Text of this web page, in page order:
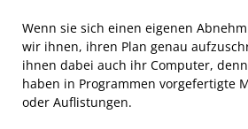
Wenn sie sich einen eigenen
wir ihnen, ihren Plan genau
ihnen dabei auch ihr Computer,
haben in Programmen vorgefertigte
oder Auflistungen.